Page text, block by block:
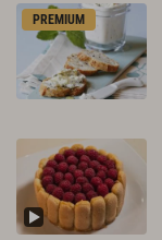
PREMIUM